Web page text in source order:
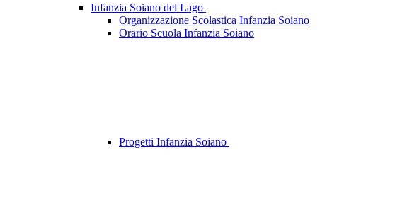
Infanzia Soiano del Lago
Organizzazione Scolastica Infanzia Soiano
Orario Scuola Infanzia Soiano
Progetti Infanzia Soiano